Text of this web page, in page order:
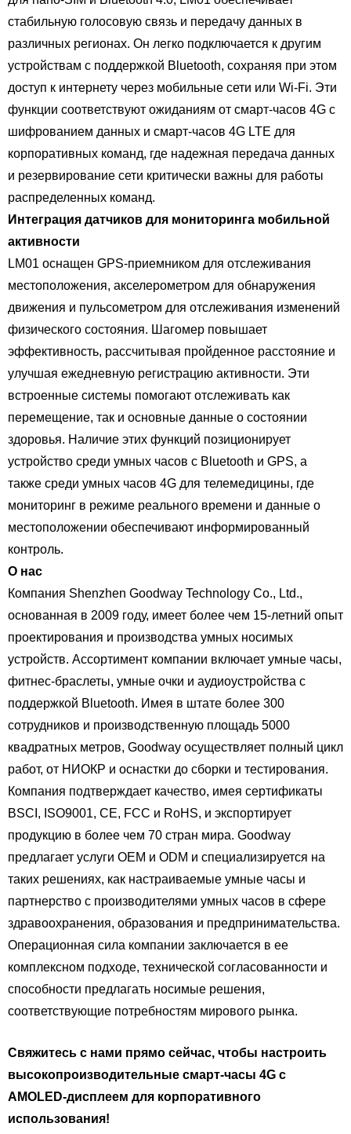
стабильную голосовую связь и передачу данных в
различных регионах. Он легко подключается к другим
устройствам с поддержкой Bluetooth, сохраняя при этом
доступ к интернету через мобильные сети или Wi-Fi. Эти
функции соответствуют ожиданиям от смарт-часов 4G с
шифрованием данных и смарт-часов 4G LTE для
корпоративных команд, где надежная передача данных
и резервирование сети критически важны для работы
распределенных команд.
Интеграция датчиков для мониторинга мобильной
активности
LM01 оснащен GPS-приемником для отслеживания
местоположения, акселерометром для обнаружения
движения и пульсометром для отслеживания изменений
физического состояния. Шагомер повышает
эффективность, рассчитывая пройденное расстояние и
улучшая ежедневную регистрацию активности. Эти
встроенные системы помогают отслеживать как
перемещение, так и основные данные о состоянии
здоровья. Наличие этих функций позиционирует
устройство среди умных часов с Bluetooth и GPS, а
также среди умных часов 4G для телемедицины, где
мониторинг в режиме реального времени и данные о
местоположении обеспечивают информированный
контроль.
О нас
Компания Shenzhen Goodway Technology Co., Ltd.,
основанная в 2009 году, имеет более чем 15-летний опыт
проектирования и производства умных носимых
устройств. Ассортимент компании включает умные часы,
фитнес-браслеты, умные очки и аудиоустройства с
поддержкой Bluetooth. Имея в штате более 300
сотрудников и производственную площадь 5000
квадратных метров, Goodway осуществляет полный цикл
работ, от НИОКР и оснастки до сборки и тестирования.
Компания подтверждает качество, имея сертификаты
BSCI, ISO9001, CE, FCC и RoHS, и экспортирует
продукцию в более чем 70 стран мира. Goodway
предлагает услуги OEM и ODM и специализируется на
таких решениях, как настраиваемые умные часы и
партнерство с производителями умных часов в сфере
здравоохранения, образования и предпринимательства.
Операционная сила компании заключается в ее
комплексном подходе, технической согласованности и
способности предлагать носимые решения,
соответствующие потребностям мирового рынка.
Свяжитесь с нами прямо сейчас, чтобы настроить
высокопроизводительные смарт-часы 4G с
AMOLED-дисплеем для корпоративного
использования!